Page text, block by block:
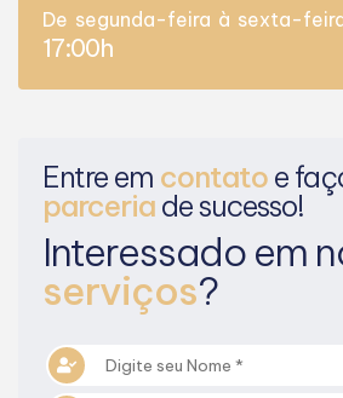
De segunda-feira à sexta-
17:00h
Entre em contato e
parceria de sucesso!
Interessado em
serviços?